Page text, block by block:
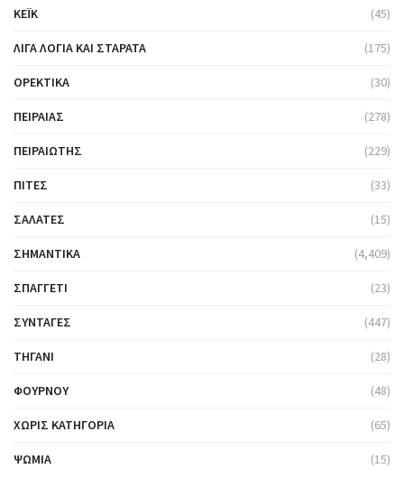
ΚΈΙΚ (45)
ΛΊΓΑ ΛΌΓΙΑ ΚΑΙ ΣΤΑΡΆΤΑ (175)
ΟΡΕΚΤΙΚΆ (30)
ΠΕΙΡΑΙΆΣ (278)
ΠΕΙΡΑΙΏΤΗΣ (229)
ΠΊΤΕΣ (33)
ΣΑΛΆΤΕΣ (15)
ΣΗΜΑΝΤΙΚΆ (4,409)
ΣΠΑΓΓΈΤΙ (23)
ΣΥΝΤΑΓΈΣ (447)
ΤΗΓΆΝΙ (28)
ΦΟΎΡΝΟΥ (48)
ΧΩΡΊΣ ΚΑΤΗΓΟΡΊΑ (65)
ΨΩΜΙΆ (15)